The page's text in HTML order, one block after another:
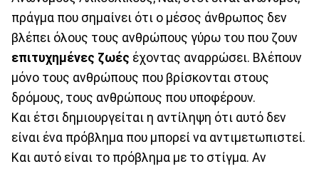
πράγμα που σημαίνει ότι ο μέσος άνθρωπος δεν
βλέπει όλους τους ανθρώπους γύρω του που ζουν
επιτυχημένες ζωές έχοντας αναρρώσει. Βλέπουν
μόνο τους ανθρώπους που βρίσκονται στους
δρόμους, τους ανθρώπους που υποφέρουν.
Και έτσι δημιουργείται η αντίληψη ότι αυτό δεν
είναι ένα πρόβλημα που μπορεί να αντιμετωπιστεί.
Και αυτό είναι το πρόβλημα με το στίγμα. Αν